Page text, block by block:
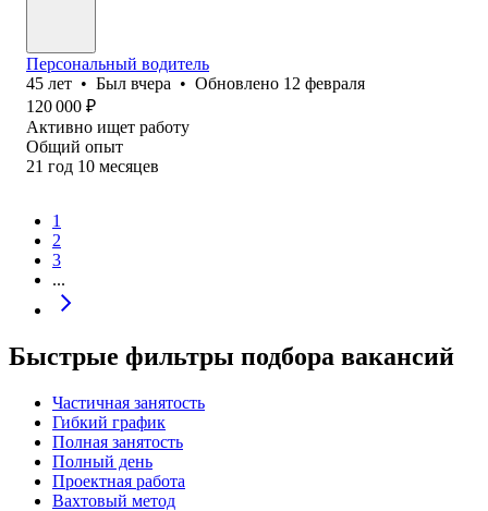
Персональный водитель
45 лет • Был вчера • Обновлено 12 февраля
120 000 ₽
Активно ищет работу
Общий опыт
21 год 10 месяцев
1
2
3
...
Быстрые фильтры подбора вакансий
Частичная занятость
Гибкий график
Полная занятость
Полный день
Проектная работа
Вахтовый метод